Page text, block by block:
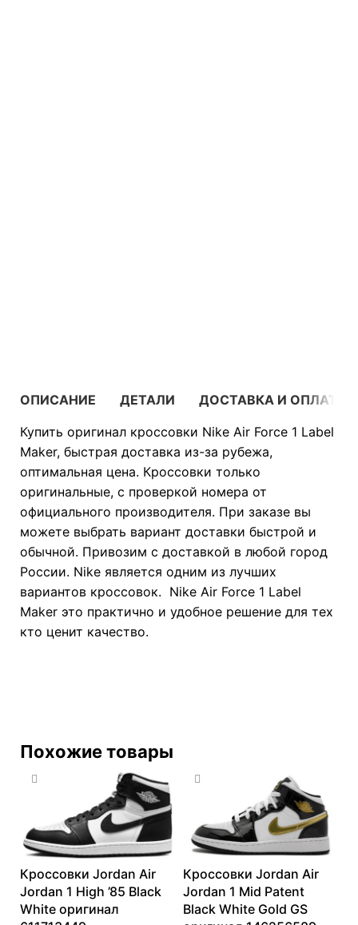
ОПИСАНИЕ ДЕТАЛИ
ДОСТАВКА И ОПЛАТА
Купить оригинал кроссовки Nike Air Force 1 Label
Maker, быстрая доставка из-за рубежа,
оптимальная цена. Кроссовки только
оригинальные, с проверкой номера от
официального производителя. При заказе вы
можете выбрать вариант доставки быстрой и
обычной. Привозим с доставкой в любой город
России. Nike является одним из лучших
вариантов кроссовок. Nike Air Force 1 Label
Maker это практично и удобное решение для тех
кто ценит качество.
Похожие товары
Кроссовки Jordan Air
Jordan 1 High ’85 Black
White оригинал
Кроссовки Jordan Air
Jordan 1 Mid Patent
Black White Gold GS